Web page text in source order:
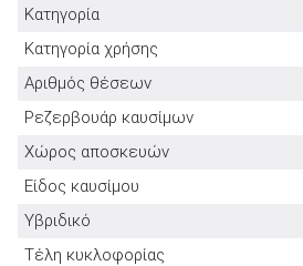
Καινούρια
Κατηγορία
Κατηγορία χρήσης
Αριθμός θέσεων
Ρεζερβουάρ καυσίμων
Χώρος αποσκευών
Είδος καυσίμου
Υβριδικό
Τέλη κυκλοφορίας